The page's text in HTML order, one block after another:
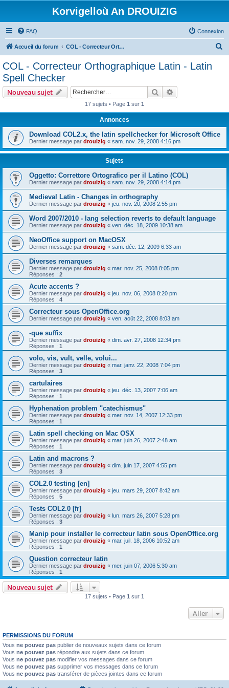
Korvigelloù An DROUIZIG
FAQ Connexion
Accueil du forum COL - Correcteur Orthographique Latin - Latin Spell Checker
COL - Correcteur Orthographique Latin - Latin
Spell Checker
Nouveau sujet Rechercher
17 sujets • Page 1 sur 1
Annonces
Download COL2.x, the latin spellchecker for Microsoft Office
Dernier message par drouizig « sam. nov. 29, 2008 4:16 pm
Sujets
Oggetto: Correttore Ortografico per il Latino (COL)
Dernier message par drouizig « sam. nov. 29, 2008 4:14 pm
Medieval Latin - Changes in orthography
Dernier message par drouizig « jeu. nov. 20, 2008 2:55 pm
Word 2007/2010 - lang selection reverts to default language
Dernier message par drouizig « ven. déc. 18, 2009 10:38 am
NeoOffice support on MacOSX
Dernier message par drouizig « sam. déc. 12, 2009 6:33 am
Diverses remarques
Dernier message par drouizig « mar. nov. 25, 2008 8:05 pm
Réponses : 2
Acute accents ?
Dernier message par drouizig « jeu. nov. 06, 2008 8:20 pm
Réponses : 4
Correcteur sous OpenOffice.org
Dernier message par drouizig « ven. août 22, 2008 8:03 am
-que suffix
Dernier message par drouizig « dim. avr. 27, 2008 12:34 pm
Réponses : 1
volo, vis, vult, velle, volui...
Dernier message par drouizig « mar. janv. 22, 2008 7:04 pm
Réponses : 3
cartulaires
Dernier message par drouizig « jeu. déc. 13, 2007 7:06 am
Réponses : 1
Hyphenation problem "catechismus"
Dernier message par drouizig « mer. nov. 14, 2007 12:33 pm
Réponses : 1
Latin spell checking on Mac OSX
Dernier message par drouizig « mar. juin 26, 2007 2:48 am
Réponses : 1
Latin and macrons ?
Dernier message par drouizig « dim. juin 17, 2007 4:55 pm
Réponses : 3
COL2.0 testing [en]
Dernier message par drouizig « jeu. mars 29, 2007 8:42 am
Réponses : 5
Tests COL2.0 [fr]
Dernier message par drouizig « lun. mars 26, 2007 5:28 pm
Réponses : 3
Manip pour installer le correcteur latin sous OpenOffice.org
Dernier message par drouizig « mar. juil. 18, 2006 10:52 am
Réponses : 1
Question correcteur latin
Dernier message par drouizig « mer. juin 07, 2006 5:30 am
Réponses : 1
Nouveau sujet
17 sujets • Page 1 sur 1
Aller
PERMISSIONS DU FORUM
Vous ne pouvez pas publier de nouveaux sujets dans ce forum
Vous ne pouvez pas répondre aux sujets dans ce forum
Vous ne pouvez pas modifier vos messages dans ce forum
Vous ne pouvez pas supprimer vos messages dans ce forum
Vous ne pouvez pas transférer de pièces jointes dans ce forum